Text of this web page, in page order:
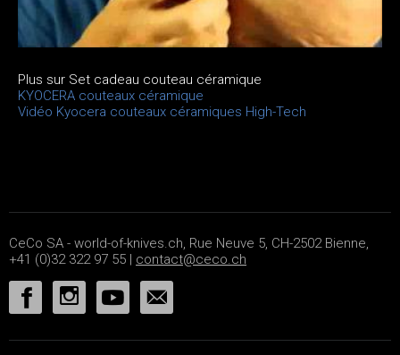
Plus sur Set cadeau couteau céramique
KYOCERA couteaux céramique
Vidéo Kyocera couteaux céramiques High-Tech
CeCo SA - world-of-knives.ch, Rue Neuve 5, CH-2502 Bienne,
+41 (0)32 322 97 55 | contact@ceco.ch